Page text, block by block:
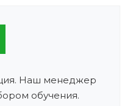
Наш менеджер
обучения.